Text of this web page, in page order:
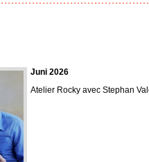
Juni 2026
Atelier Rocky avec Stephan